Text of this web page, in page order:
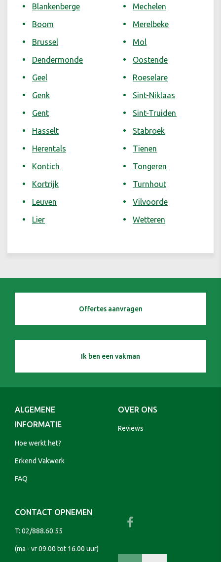
Blankenberge
Boom
Brussel
Dendermonde
Geel
Genk
Gent
Hasselt
Herentals
Kontich
Kortrijk
Leuven
Lier
Mechelen
Merelbeke
Mol
Oostende
Roeselare
Sint-Niklaas
Sint-Truiden
Stabroek
Tienen
Tongeren
Turnhout
Vilvoorde
Wetteren
Offertes aanvragen
Ik ben een vakman
ALGEMENE
INFORMATIE
Hoe werkt het?
Erkend Vakwerk
FAQ
OVER ONS
Reviews
CONTACT OPNEMEN
T: 02/888.60.55
(ma - vr 09.00 tot 16.00 uur)